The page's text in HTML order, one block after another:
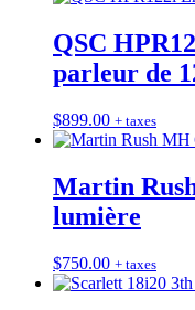
QSC
parleur de
$899.00 + taxes
Martin
lumière
$750.00 + taxes